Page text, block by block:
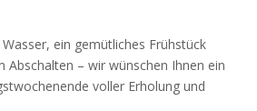
ein gemütliches Frühstück
Abschalten – wir wünschen Ihnen ein
voller Erholung und